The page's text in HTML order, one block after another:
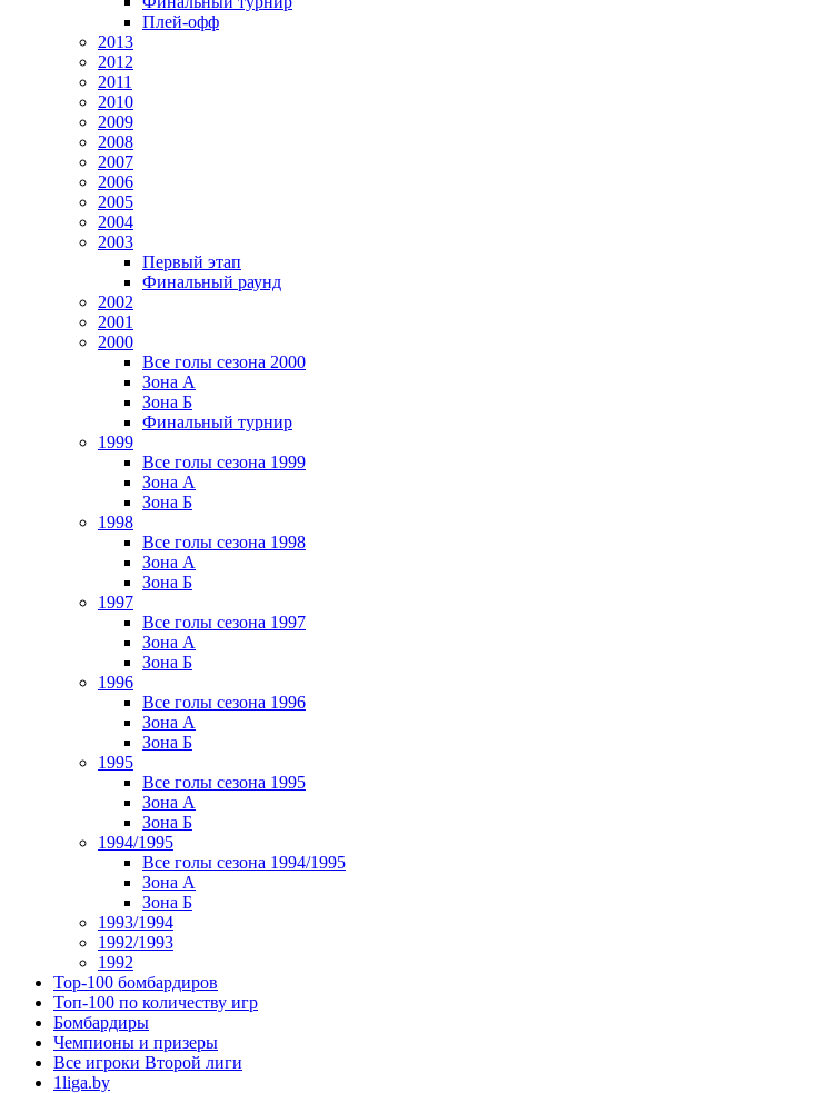
Плей-офф
2013
2012
2011
2010
2009
2008
2007
2006
2005
2004
2003
Первый этап
Финальный раунд
2002
2001
2000
Все голы сезона 2000
Зона А
Зона Б
Финальный турнир
1999
Все голы сезона 1999
Зона А
Зона Б
1998
Все голы сезона 1998
Зона А
Зона Б
1997
Все голы сезона 1997
Зона А
Зона Б
1996
Все голы сезона 1996
Зона А
Зона Б
1995
Все голы сезона 1995
Зона А
Зона Б
1994/1995
Все голы сезона 1994/1995
Зона А
Зона Б
1993/1994
1992/1993
1992
Top-100 бомбардиров
Топ-100 по количеству игр
Бомбардиры
Чемпионы и призеры
Все игроки Второй лиги
1liga.by